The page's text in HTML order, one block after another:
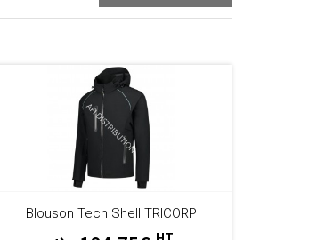
Blouson Tech Shell TRICORP